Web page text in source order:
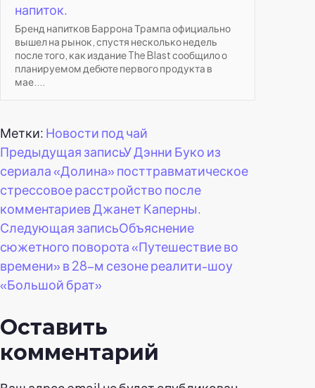
напиток.
Бренд напитков Баррона Трампа официально
вышел на рынок, спустя несколько недель
после того, как издание The Blast сообщило о
планируемом дебюте первого продукта в
мае....
Метки: Новости под чай
Навигация
по
записям
Предыдущая записьУ Дэнни Буко из
сериала «Долина» посттравматическое
стрессовое расстройство после
комментариев Джанет Каперны.
Следующая записьОбъяснение
сюжетного поворота «Путешествие во
времени» в 28-м сезоне реалити-шоу
«Большой брат»
Оставить
комментарий